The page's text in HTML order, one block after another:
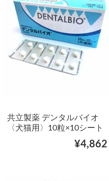
共立製薬 デンタルバイオ
〈犬猫用〉10粒×10シート
¥4,862